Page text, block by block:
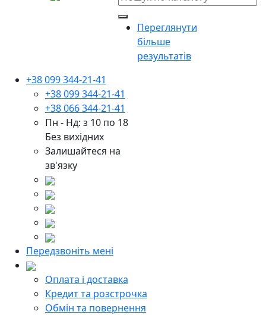
Переглянути
більше
результатів
+38 099 344-21-41
+38 099 344-21-41
+38 066 344-21-41
Пн - Нд: з 10 по 18
Без вихідних
Залишайтеся на
зв'язку
Передзвоніть мені
Оплата і доставка
Кредит та розстрочка
Обмін та повернення